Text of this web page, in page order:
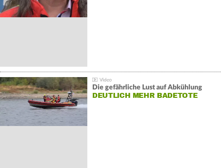
Die gefährliche Lust auf Abkühlung
DEUTLICH MEHR BADETOTE